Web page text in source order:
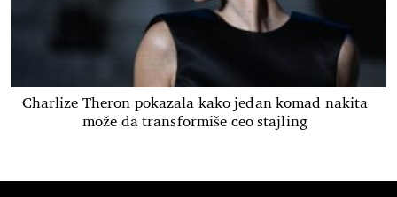
Charlize Theron pokazala kako jedan komad nakita
može da transformiše ceo stajling